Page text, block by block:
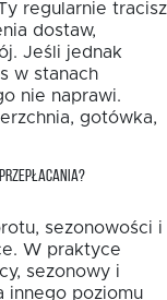
regularnie tracisz
dostaw,
Jeśli jednak
w stanach
nie naprawi.
gotówka,
sezonowości i
W praktyce
sezonowy i
innego poziomu